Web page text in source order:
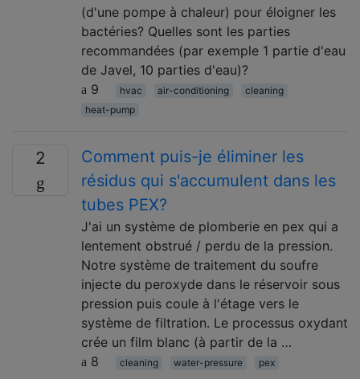
(d'une pompe à chaleur) pour éloigner les
bactéries? Quelles sont les parties
recommandées (par exemple 1 partie d'eau
de Javel, 10 parties d'eau)?
9
hvac air-conditioning
cleaning
heat-pump
2
Comment puis-je éliminer les
résidus qui s'accumulent dans les
tubes PEX?
J'ai un système de plomberie en pex qui a
lentement obstrué / perdu de la pression.
Notre système de traitement du soufre
injecte du peroxyde dans le réservoir sous
pression puis coule à l'étage vers le
système de filtration. Le processus oxydant
crée un film blanc (à partir de la …
8
cleaning water-pressure pex